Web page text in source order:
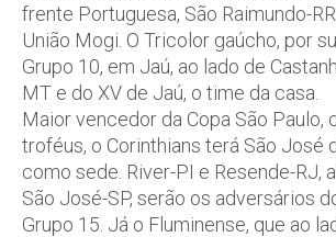
frente Portuguesa, São Raimundo-
União Mogi. O Tricolor gaúcho, por
Grupo 10, em Jaú, ao lado de
MT e do XV de Jaú, o time da casa.
Maior vencedor da Copa São Paulo,
troféus, o Corinthians terá São José
como sede. River-PI e Resende-RJ,
São José-SP, serão os adversários
Grupo 15. Já o Fluminense, que ao